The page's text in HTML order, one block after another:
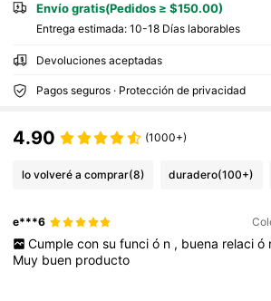
Envío gratis(Pedidos ≥ $150.00)
Entrega estimada: 10-18 Días laborables
Devoluciones aceptadas
Pagos seguros · Protección de privacidad
4.90 (1000+)
lo volveré a comprar(8) duradero(100+)
e***6
Cumple con su funci ó n , buena relaci ó
Muy buen producto